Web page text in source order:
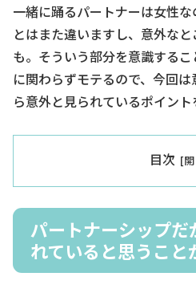
一緒に踊るパートナーは女性
とはまた違いますし、意外な
も。そういう部分を意識する
に関わらずモテるので、今回
ら意外と見られているポイント
目次
パートナーシップだ
れていると思うこと